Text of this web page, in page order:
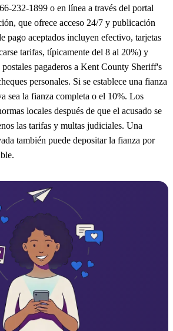
232-1899 o en línea a través del portal
que ofrece acceso 24/7 y publicación
pago aceptados incluyen efectivo, tarjetas
tarifas, típicamente del 8 al 20%) y
pagaderos a Kent County Sheriff's
personales. Si se establece una fianza
sea la fianza completa o el 10%. Los
locales después de que el acusado se
las tarifas y multas judiciales. Una
también puede depositar la fianza por